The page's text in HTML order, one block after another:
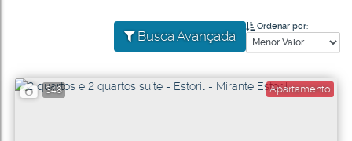
Busca Avançada
Ordenar por:
348 Apartamento